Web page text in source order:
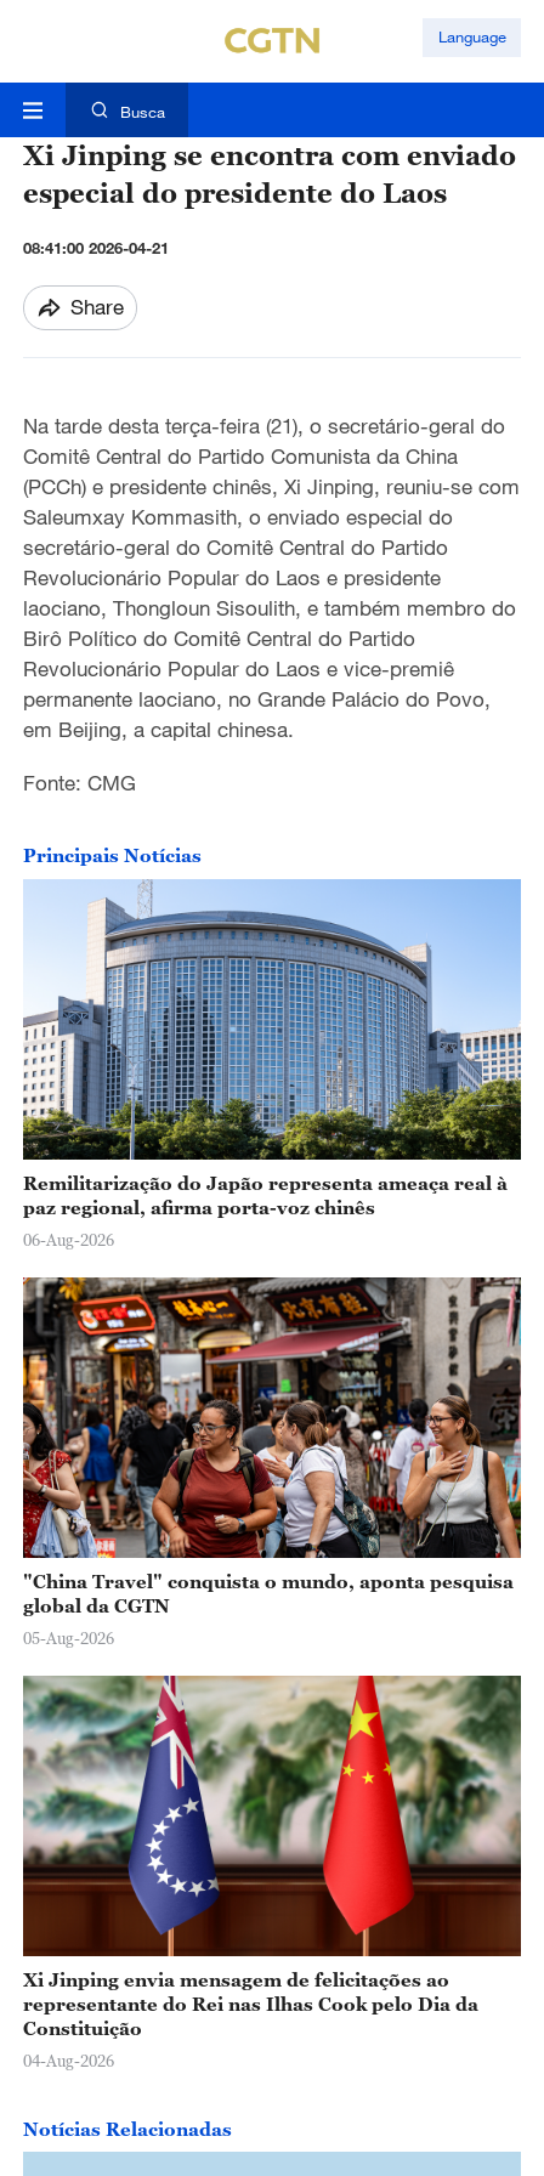
Language
Busca
Xi Jinping se encontra com enviado
especial do presidente do Laos
08:41:00 2026-04-21
Share
Na tarde desta terça-feira (21), o secretário-geral do
Comitê Central do Partido Comunista da China
(PCCh) e presidente chinês, Xi Jinping, reuniu-se com
Saleumxay Kommasith, o enviado especial do
secretário-geral do Comitê Central do Partido
Revolucionário Popular do Laos e presidente
laociano, Thongloun Sisoulith, e também membro do
Birô Político do Comitê Central do Partido
Revolucionário Popular do Laos e vice-premiê
permanente laociano, no Grande Palácio do Povo,
em Beijing, a capital chinesa.
Fonte: CMG
Principais Notícias
Remilitarização do Japão representa ameaça real à
paz regional, afirma porta-voz chinês
06-Aug-2026
"China Travel" conquista o mundo, aponta pesquisa
global da CGTN
05-Aug-2026
Xi Jinping envia mensagem de felicitações ao
representante do Rei nas Ilhas Cook pelo Dia da
Constituição
04-Aug-2026
Notícias Relacionadas